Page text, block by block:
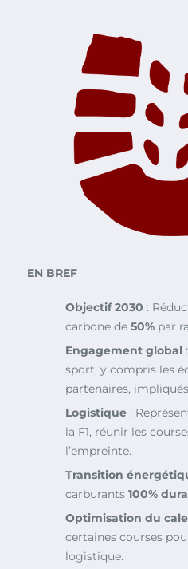
EN BREF
Objectif 2030 :
carbone de 50% par
Engagement global
sport, y compris les
partenaires,
Logistique :
la F1, réunir les
l’empreinte.
Transition
carburants 100%
Optimisation du
certaines courses
logistique.